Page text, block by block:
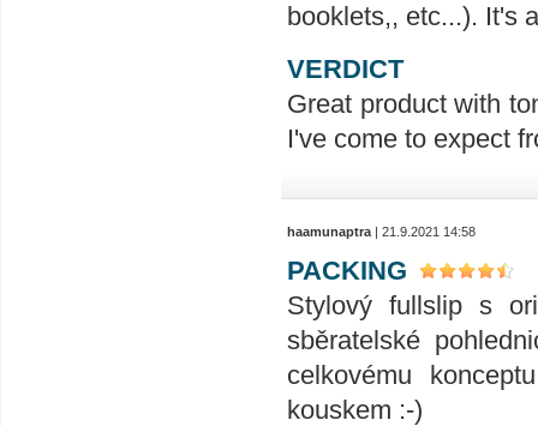
booklets,, etc...). It's
VERDICT
Great product with
I've come to expect
haamunaptra | 21.9.2021 14:58
PACKING
Stylový fullslip s
sběratelské
celkovému
kouskem :-)